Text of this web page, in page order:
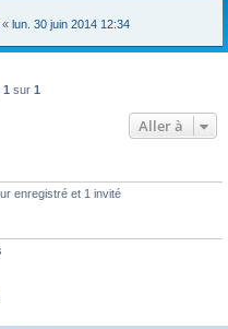
« lun. 30 juin 2014 12:34
1 sur 1
Aller à
enregistré et 1 invité